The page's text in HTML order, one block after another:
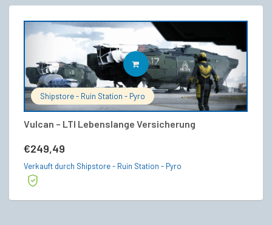
Shipstore - Ruin Station - Pyro
Vulcan – LTI Lebenslange Versicherung
€249,49
IN DEN WARENKORB
Verkauft durch Shipstore - Ruin Station - Pyro